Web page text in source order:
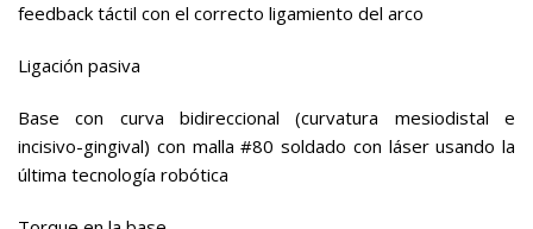
feedback táctil con el correcto ligamiento del arco
Ligación pasiva
Base con curva bidireccional (curvatura mesiodistal e
incisivo-gingival) con malla #80 soldado con láser usando la
última tecnología robótica